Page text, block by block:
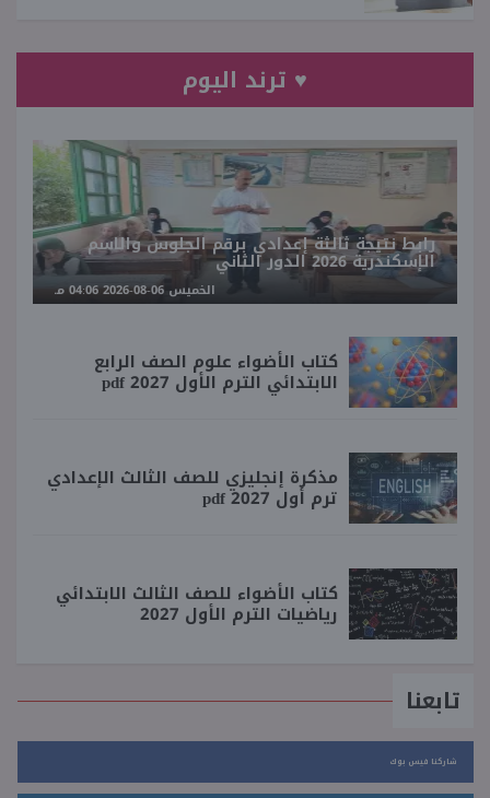
♥ ترند اليوم
رابط نتيجة ثالثة إعدادي برقم الجلوس والاسم
الإسكندرية 2026 الدور الثاني
الخميس 06-08-2026 04:06 مـ
كتاب الأضواء علوم الصف الرابع
الابتدائي الترم الأول 2027 pdf
مذكرة إنجليزي للصف الثالث الإعدادي
ترم أول 2027 pdf
كتاب الأضواء للصف الثالث الابتدائي
رياضيات الترم الأول 2027
تابعنا
شاركنا فيس بوك